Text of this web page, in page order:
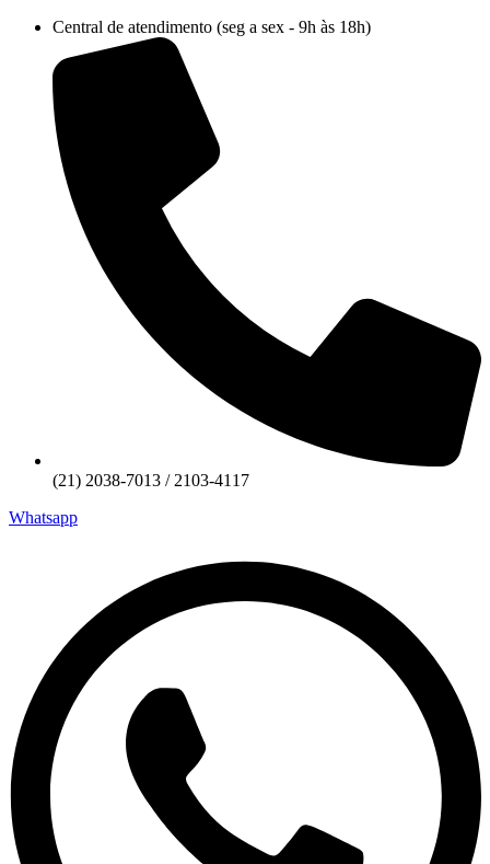
conteúdo
Central de atendimento (seg a sex - 9h às 18h)
(21) 2038-7013 / 2103-4117
Whatsapp